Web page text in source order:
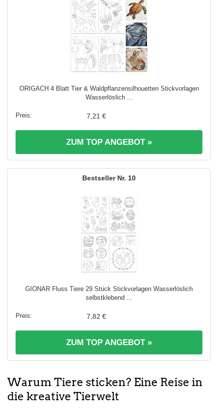
ORIGACH 4 Blatt Tier & Waldpflanzensilhouetten Stickvorlagen
Wasserlöslich ...
7,21 €
ZUM TOP ANGEBOT »
10
GIONAR Fluss Tiere 29 Stück Stickvorlagen Wasserlöslich
selbstklebend ...
7,82 €
ZUM TOP ANGEBOT »
Warum Tiere sticken? Eine Reise in
die kreative Tierwelt